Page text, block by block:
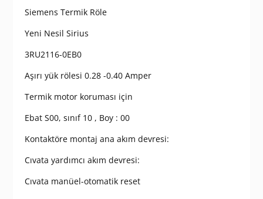
Siemens Termik Röle
Yeni Nesil Sirius
3RU2116-0EB0
Aşırı yük rölesi 0.28 -0.40 Amper
Termik motor koruması için
Ebat S00, sınıf 10 , Boy : 00
Kontaktöre montaj ana akım devresi:
Cıvata yardımcı akım devresi:
Cıvata manüel-otomatik reset